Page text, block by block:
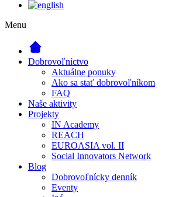
Menu
Dobrovoľníctvo
Aktuálne ponuky
Ako sa stať dobrovoľníkom
FAQ
Naše aktivity
Projekty
IN Academy
REACH
EUROASIA vol. II
Social Innovators Network
Blog
Dobrovoľnícky denník
Eventy